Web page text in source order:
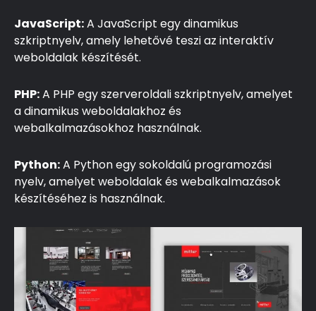
JavaScript:A JavaScript egy dinamikus
szkriptnyelv, amely lehetővé teszi az interaktív
weboldalak készítését.
PHP:A PHP egy szerveroldali szkriptnyelv, amelyet
a dinamikus weboldalakhoz és
webalkalmazásokhoz használnak.
Python:A Python egy sokoldalú programozási
nyelv, amelyet weboldalak és webalkalmazások
készítéséhez is használnak.